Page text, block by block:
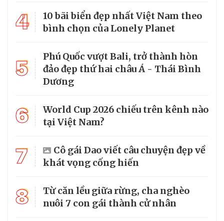
4
10 bãi biển đẹp nhất Việt Nam theo
bình chọn của Lonely Planet
5
Phú Quốc vượt Bali, trở thành hòn
đảo đẹp thứ hai châu Á - Thái Bình
Dương
6
World Cup 2026 chiếu trên kênh nào
tại Việt Nam?
7
Cô gái Dao viết câu chuyện đẹp về
khát vọng cống hiến
8
Từ căn lều giữa rừng, cha nghèo
nuôi 7 con gái thành cử nhân